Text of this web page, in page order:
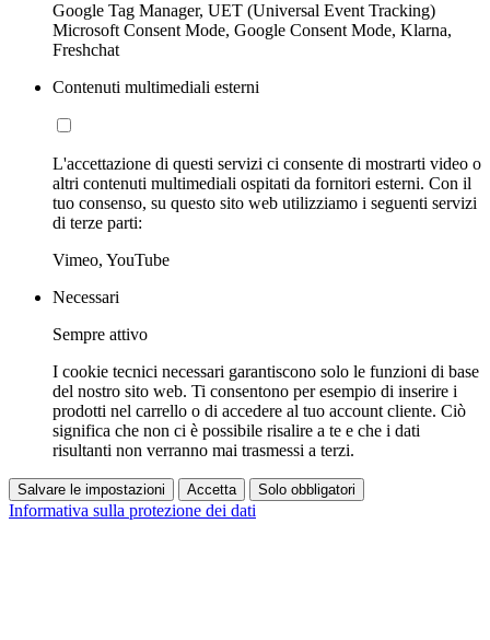
Google Tag Manager, UET (Universal Event Tracking)
Microsoft Consent Mode, Google Consent Mode, Klarna,
Freshchat
Contenuti multimediali esterni
L'accettazione di questi servizi ci consente di mostrarti video o
altri contenuti multimediali ospitati da fornitori esterni. Con il
tuo consenso, su questo sito web utilizziamo i seguenti servizi
di terze parti:
Vimeo, YouTube
Necessari
Sempre attivo
I cookie tecnici necessari garantiscono solo le funzioni di base
del nostro sito web. Ti consentono per esempio di inserire i
prodotti nel carrello o di accedere al tuo account cliente. Ciò
significa che non ci è possibile risalire a te e che i dati
risultanti non verranno mai trasmessi a terzi.
Salvare le impostazioni Accetta Solo obbligatori
Informativa sulla protezione dei dati